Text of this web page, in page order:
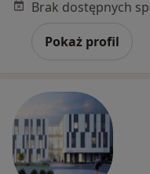
Pokaż profil